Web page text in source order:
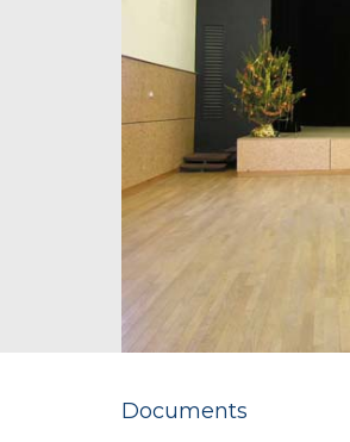
Documents